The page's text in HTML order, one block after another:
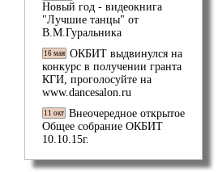
Новый год - видеокнига
"Лучшие танцы" от
В.М.Гуральника
16 мая ОКБИТ выдвинулся на
конкурс в получении гранта
КГИ, проголосуйте на
www.dancesalon.ru
11 окт Внеочередное открытое
Общее собрание ОКБИТ
10.10.15г.